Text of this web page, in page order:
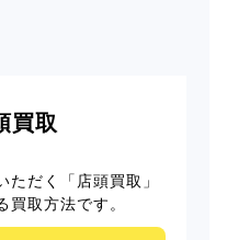
買取
だく「店頭買取」
買取方法です。